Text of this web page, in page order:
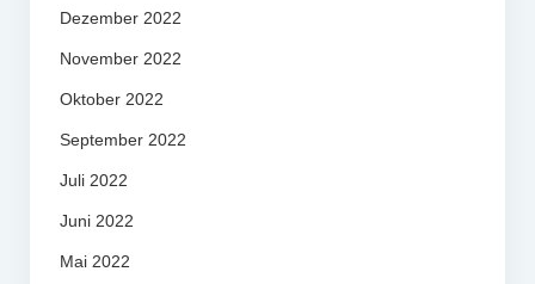
Dezember 2022
November 2022
Oktober 2022
September 2022
Juli 2022
Juni 2022
Mai 2022